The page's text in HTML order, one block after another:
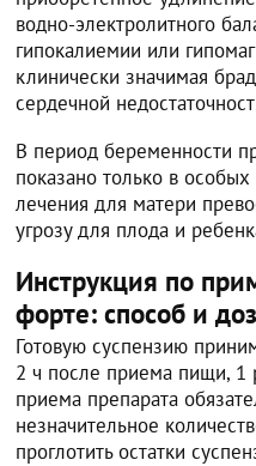
водно-электролитного
гипокалиемии или
клинически значимая
сердечной
В период беременности
показано только в
лечения для матери
угрозу для плода и
Инструкция по
форте: способ и
Готовую суспензию
2 ч после приема пищи, 1
приема препарата
незначительное
проглотить остатки